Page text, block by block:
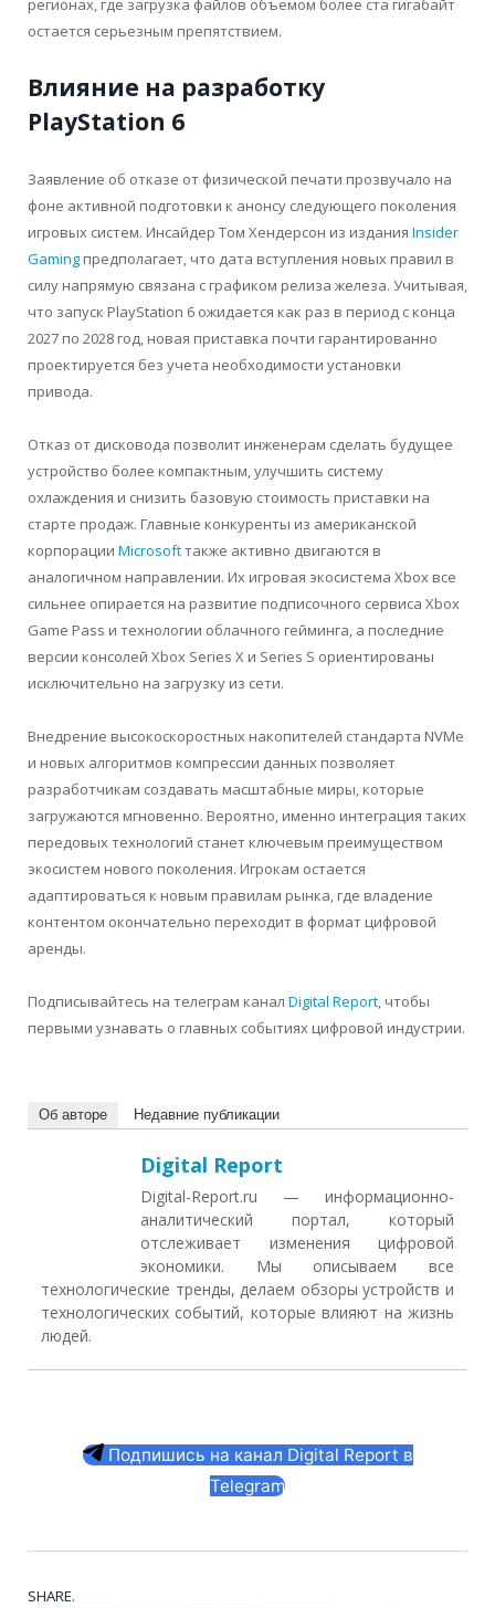
регионах, где загрузка файлов объемом более ста гигабайт
остается серьезным препятствием.
Влияние на разработку
PlayStation 6
Заявление об отказе от физической печати прозвучало на
фоне активной подготовки к анонсу следующего поколения
игровых систем. Инсайдер Том Хендерсон из издания Insider
Gaming предполагает, что дата вступления новых правил в
силу напрямую связана с графиком релиза железа. Учитывая,
что запуск PlayStation 6 ожидается как раз в период с конца
2027 по 2028 год, новая приставка почти гарантированно
проектируется без учета необходимости установки
привода.
Отказ от дисковода позволит инженерам сделать будущее
устройство более компактным, улучшить систему
охлаждения и снизить базовую стоимость приставки на
старте продаж. Главные конкуренты из американской
корпорации Microsoftтакже активно двигаются в
аналогичном направлении. Их игровая экосистема Xbox все
сильнее опирается на развитие подписочного сервиса Xbox
Game Pass и технологии облачного гейминга, а последние
версии консолей Xbox Series X и Series S ориентированы
исключительно на загрузку из сети.
Внедрение высокоскоростных накопителей стандарта NVMe
и новых алгоритмов компрессии данных позволяет
разработчикам создавать масштабные миры, которые
загружаются мгновенно. Вероятно, именно интеграция таких
передовых технологий станет ключевым преимуществом
экосистем нового поколения. Игрокам остается
адаптироваться к новым правилам рынка, где владение
контентом окончательно переходит в формат цифровой
аренды.
Подписывайтесь на телеграм канал Digital Report, чтобы
первыми узнавать о главных событиях цифровой индустрии.
Об авторе Недавние публикации
Digital Report
Digital-Report.ru — информационно-
аналитический портал, который
отслеживает изменения цифровой
экономики. Мы описываем все
технологические тренды, делаем обзоры устройств и
технологических событий, которые влияют на жизнь
людей.
Подпишись на канал Digital Report в
Telegram
SHARE.